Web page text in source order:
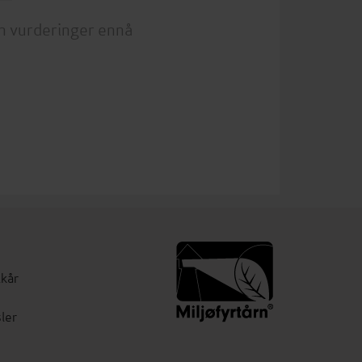
vurderinger ennå